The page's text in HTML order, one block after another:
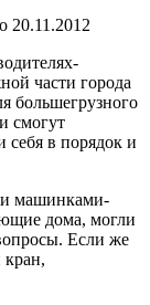
20.11.2012
части города
большегрузного
смогут
себя в порядок и
машинками-
дома, могли
Если же